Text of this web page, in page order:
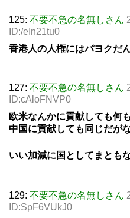
125: 不要不急の名無しさん
ID:/eIn21tu0
香港人の人権にはパヨクだ
127: 不要不急の名無しさん
ID:cAloFNVP0
欧米なんかに貢献しても何
中国に貢献しても同じだが
いい加減に国としてまとも
129: 不要不急の名無しさん
ID:SpF6VUkJ0